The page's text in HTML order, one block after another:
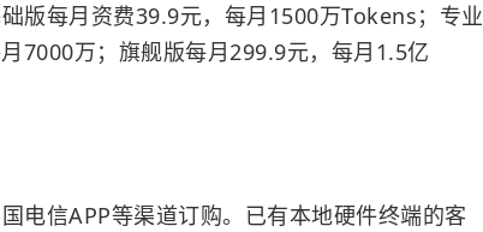
版每月资费39.9元，每月1500万Tokens；专业
7000万；旗舰版每月299.9元，每月1.5亿
电信APP等渠道订购。已有本地硬件终端的客